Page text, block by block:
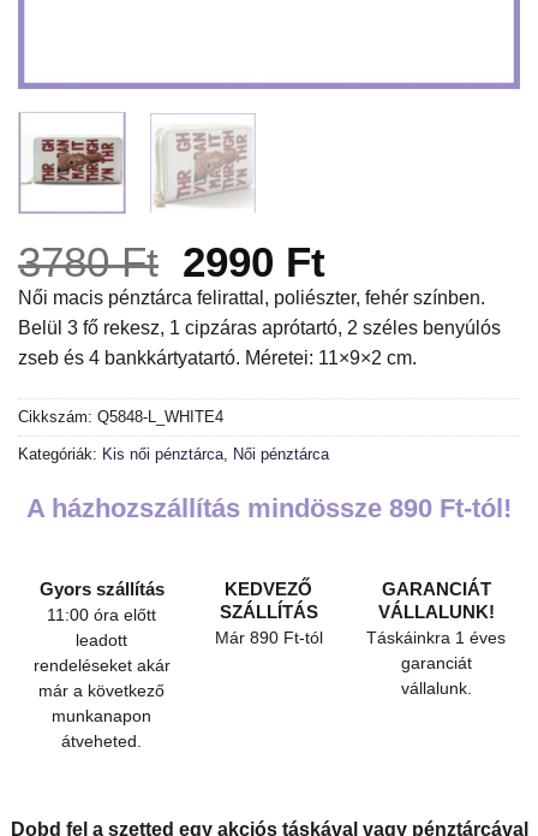
3780Ft Original
price
was:
3780 Ft.
2990 FtCurrent
price
is:
Női macis pénztárca felirattal, poliészter, fehér színben.
Belül 3 fő rekesz, 1 cipzáras aprótartó, 2 széles benyúlós
zseb és 4 bankkártyatartó. Méretei: 11×9×2 cm.
Cikkszám: Q5848-L_WHITE4
Kategóriák: Kis női pénztárca Női pénztárca
A házhozszállítás mindössze 890 Ft-tól!
Gyors szállítás
11:00 óra előtt
leadott
rendeléseket akár
már a következő
munkanapon
átveheted.
KEDVEZŐ
SZÁLLÍTÁS
Már 890 Ft-tól
GARANCIÁT
VÁLLALUNK!
Táskáinkra 1 éves
garanciát
vállalunk.
Dobd fel a szetted egy akciós táskával vagy pénztárcával